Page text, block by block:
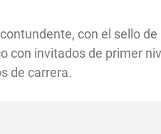
con el sello
con invitados de primer
de carrera.